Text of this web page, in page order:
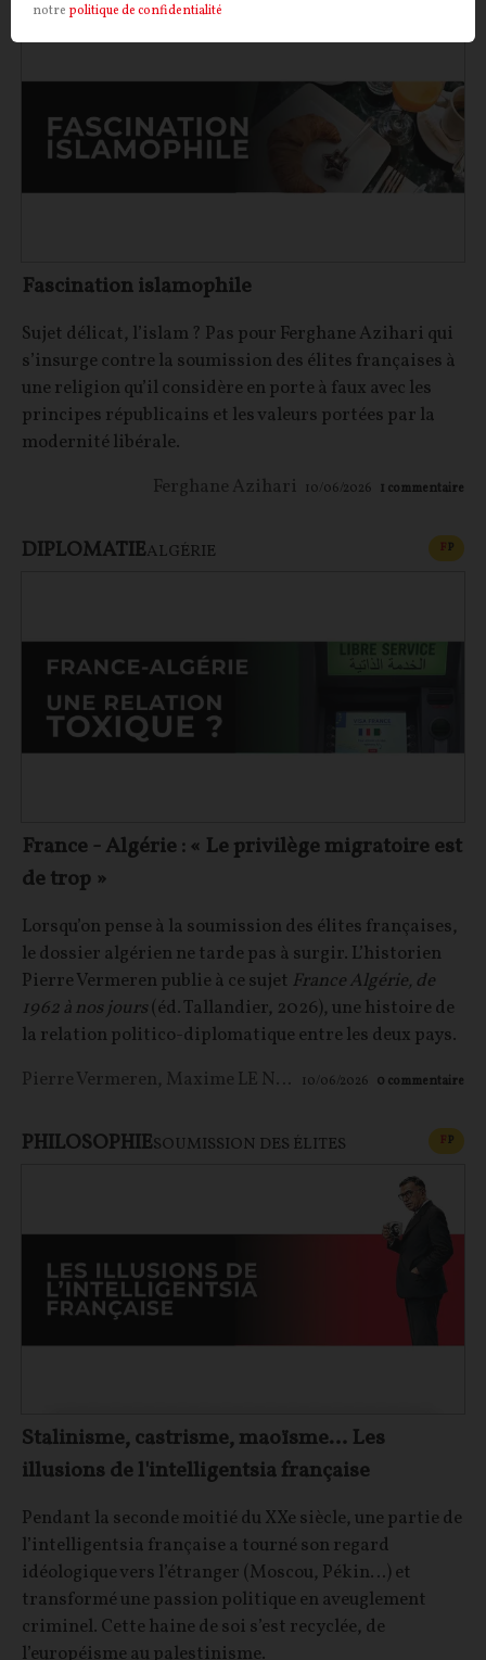
Fascination islamophile
Sujet délicat, l’islam ? Pas pour Ferghane Azihari qui
s’insurge contre la soumission des élites françaises à
une religion qu’il considère en porte à faux avec les
principes républicains et les valeurs portées par la
modernité libérale.
Ferghane Azihari 10/06/2026 1 commentaire
DIPLOMATIEALGÉRIE FP
France - Algérie : « Le privilège migratoire est
de trop »
Lorsqu’on pense à la soumission des élites françaises,
le dossier algérien ne tarde pas à surgir. L’historien
Pierre Vermeren publie à ce sujet France Algérie, de
1962 à nos jours(éd. Tallandier, 2026), une histoire de
la relation politico-diplomatique entre les deux pays.
Pierre Vermeren, Maxime LE NAGARD 10/06/2026 0 commentaire
PHILOSOPHIESOUMISSION DES ÉLITES FP
Stalinisme, castrisme, maoïsme… Les
illusions de l'intelligentsia française
Pendant la seconde moitié du XXe siècle, une partie de
l’intelligentsia française a tourné son regard
idéologique vers l’étranger (Moscou, Pékin…) et
transformé une passion politique en aveuglement
criminel. Cette haine de soi s’est recyclée, de
l’européisme au palestinisme.
notre politique de confidentialité